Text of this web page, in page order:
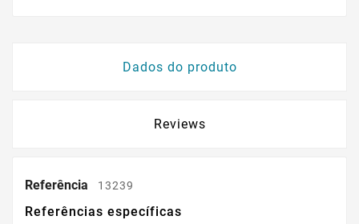
Dados do produto
Reviews
Referência 13239
Referências específicas